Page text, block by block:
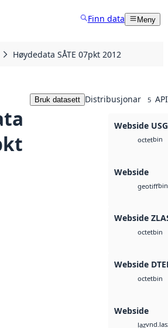
Finn data Meny
Høydedata SÅTE 07pkt 2012
Bruk datasett Distribusjonar 5
Webside
octetbin
Webside
geotiffbin
Webside
octetbin
Webside
octetbin
Webside
laz